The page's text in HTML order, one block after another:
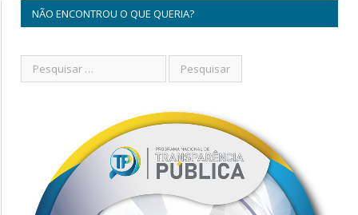
NÃO ENCONTROU O QUE QUERIA?